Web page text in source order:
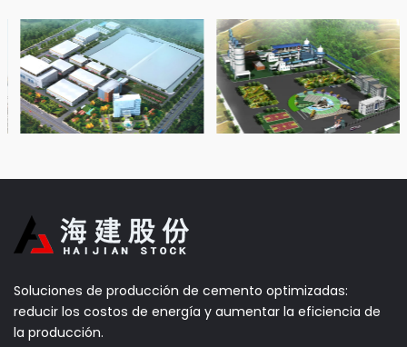
Soluciones de producción de cemento optimizadas:
reducir los costos de energía y aumentar la eficiencia de
la producción.